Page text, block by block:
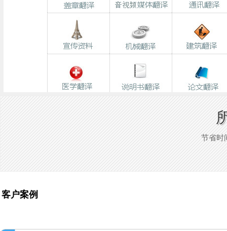
节省时
客户案例